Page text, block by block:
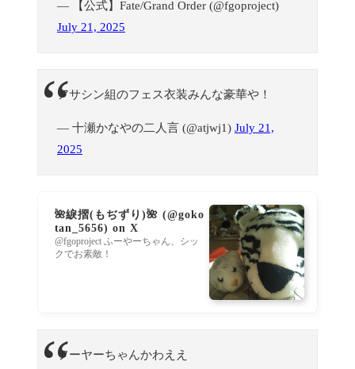
— 【公式】Fate/Grand Order (@fgoproject)
July 21, 2025
アサシン組のフェス衣装みんな豪華や！
— 十瀬かなやの二人言 (@atjwj1) July 21,
2025
🌺綟摺(もぢずり)🌺 (@goko
tan_5656) on X
@fgoproject ふーやーちゃん、シッ
クでお素敵！
フーヤーちゃんかわええ